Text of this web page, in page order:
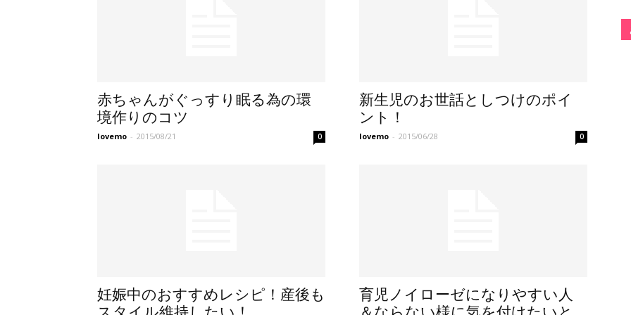
赤ちゃんがぐっすり眠る為の環
境作りのコツ
lovemo - 2015/08/21 0
新生児のお世話としつけのポイ
ント！
lovemo - 2015/06/28 0
妊娠中のおすすめレシピ！産後も
育児ノイローゼになりやすい人